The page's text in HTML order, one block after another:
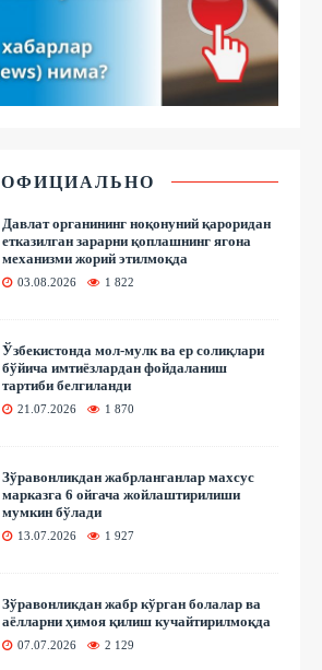
ОФИЦИАЛЬНО
Давлат органининг ноқонуний қароридан
етказилган зарарни қоплашнинг ягона
механизми жорий этилмоқда
03.08.2026 1 822
Ўзбекистонда мол-мулк ва ер солиқлари
бўйича имтиёзлардан фойдаланиш
тартиби белгиланди
21.07.2026 1 870
Зўравонликдан жабрланганлар махсус
марказга 6 ойгача жойлаштирилиши
мумкин бўлади
13.07.2026 1 927
Зўравонликдан жабр кўрган болалар ва
аёлларни ҳимоя қилиш кучайтирилмоқда
07.07.2026 2 129